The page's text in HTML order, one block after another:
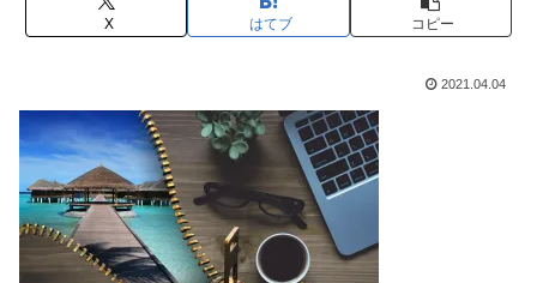
X はてブ コピー
2021.04.04